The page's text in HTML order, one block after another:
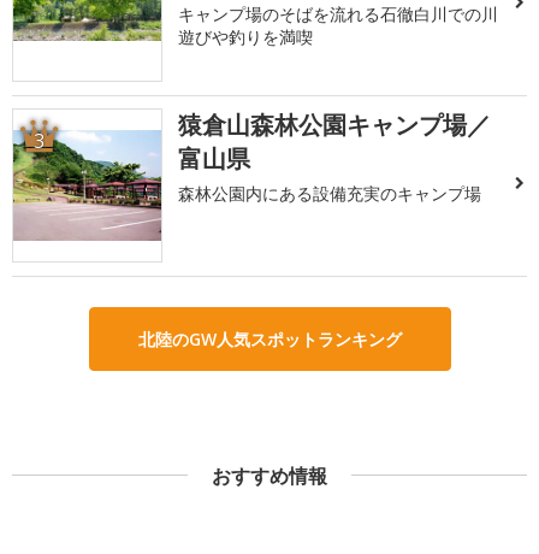
キャンプ場のそばを流れる石徹白川での川
遊びや釣りを満喫
3
猿倉山森林公園キャンプ場／
富山県
森林公園内にある設備充実のキャンプ場
北陸のGW人気スポットランキング
おすすめ情報